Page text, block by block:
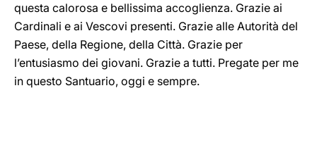
questa calorosa e bellissima accoglienza. Grazie ai
Cardinali e ai Vescovi presenti. Grazie alle Autorità del
Paese, della Regione, della Città. Grazie per
l’entusiasmo dei giovani. Grazie a tutti. Pregate per me
in questo Santuario, oggi e sempre.